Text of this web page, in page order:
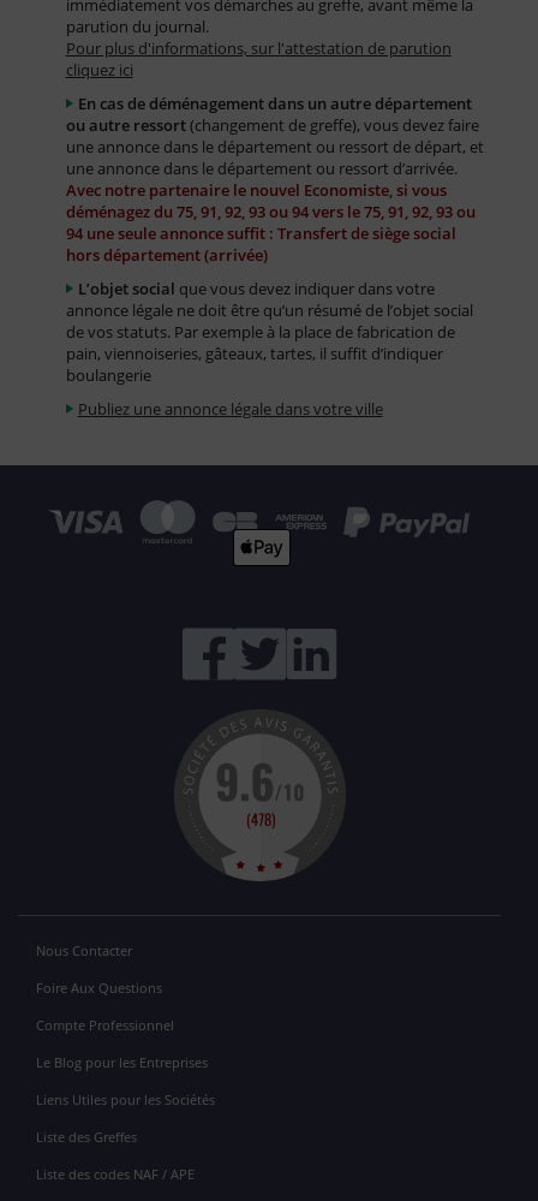
immédiatement vos démarches au greffe, avant même la
parution du journal.
Pour plus d'informations, sur l'attestation de parution
cliquez ici
En cas de déménagement dans un autre département
ou autre ressort(changement de greffe), vous devez faire
une annonce dans le département ou ressort de départ, et
une annonce dans le département ou ressort d’arrivée.
Avec notre partenaire le nouvel Economiste, si vous
déménagez du 75, 91, 92, 93 ou 94 vers le 75, 91, 92, 93 ou
94 une seule annonce suffit : Transfert de siège social
hors département (arrivée)
L’objet social que vous devez indiquer dans votre
annonce légale ne doit être qu’un résumé de l’objet social
de vos statuts. Par exemple à la place de fabrication de
pain, viennoiseries, gâteaux, tartes, il suffit d’indiquer
boulangerie
Publiez une annonce légale dans votre ville
Nous Contacter
Foire Aux Questions
Compte Professionnel
Le Blog pour les Entreprises
Liens Utiles pour les Sociétés
Liste des Greffes
Liste des codes NAF / APE